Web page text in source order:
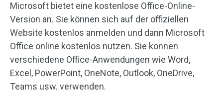
Microsoft bietet eine kostenlose Office-Online-
Version an. Sie können sich auf der offiziellen
Website kostenlos anmelden und dann Microsoft
Office online kostenlos nutzen. Sie können
verschiedene Office-Anwendungen wie Word,
Excel, PowerPoint, OneNote, Outlook, OneDrive,
Teams usw. verwenden.